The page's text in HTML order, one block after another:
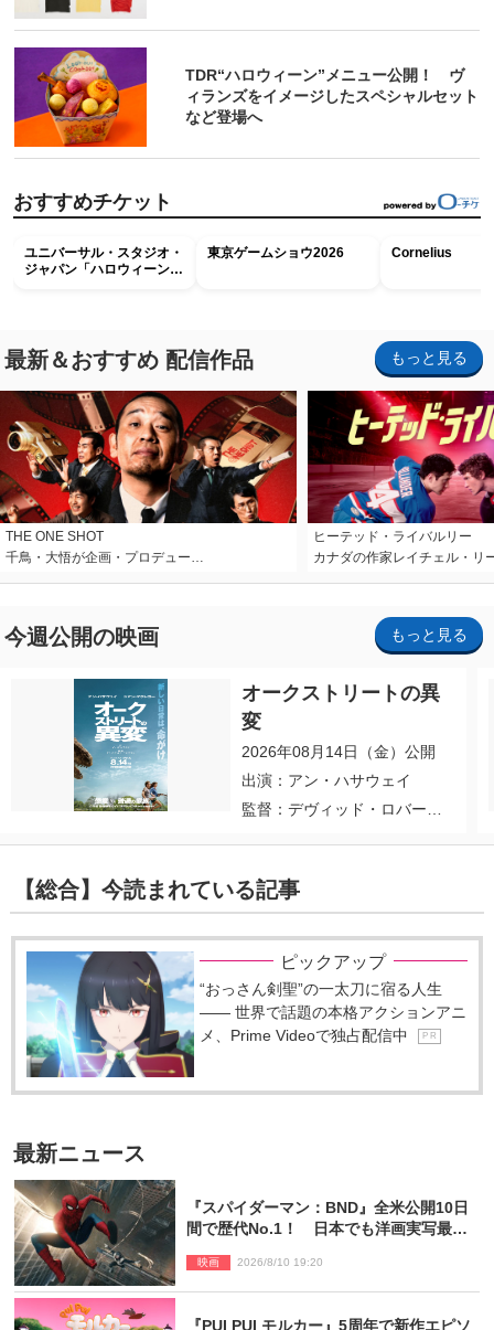
TDR“ハロウィーン”メニュー公開！ ヴ
ィランズをイメージしたスペシャルセット
など登場へ
おすすめチケット
ユニバーサル・スタジオ・
ジャパン「ハロウィーン・
東京ゲームショウ2026 Cornelius
最新＆おすすめ 配信作品 もっと見る
THE ONE SHOT
千鳥・大悟が企画・プロデュー…
ヒーテッド・ライバルリー
カナダの作家レイチェル・リ
今週公開の映画 もっと見る
オークストリートの異
変
2026年08月14日（金）公開
出演：アン・ハサウェイ
監督：デヴィッド・ロバー
【総合】今読まれている記事
ピックアップ
“おっさん剣聖”の一太刀に宿る人生
―― 世界で話題の本格アクションアニ
メ、Prime Videoで独占配信中
P R
最新ニュース
『スパイダーマン：BND』全米公開10日
間で歴代No.1！ 日本でも洋画実写最速
映画 2026/8/10 19:20
『PUI PUI モルカー』5周年で新作エピソ